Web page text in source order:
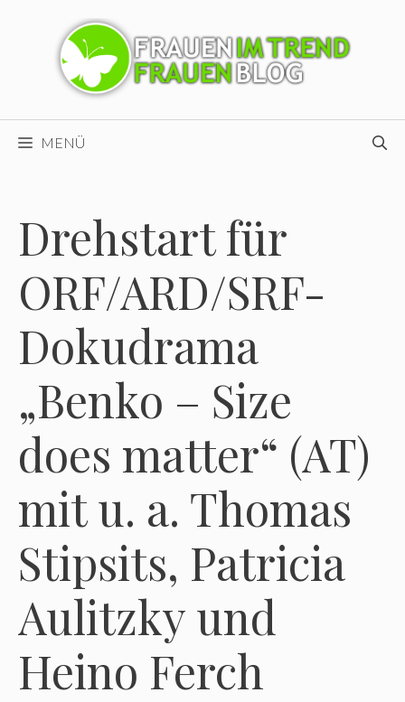
MENÜ
Drehstart für
ORF/ARD/SRF-
Dokudrama
„Benko – Size
does matter“ (AT)
mit u. a. Thomas
Stipsits, Patricia
Aulitzky und
Heino Ferch